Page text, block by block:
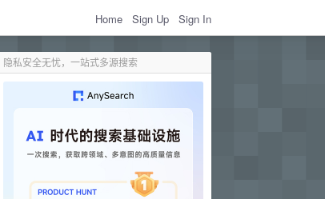
Home Sign Up Sign In
隐私安全无忧，一站式多源搜索